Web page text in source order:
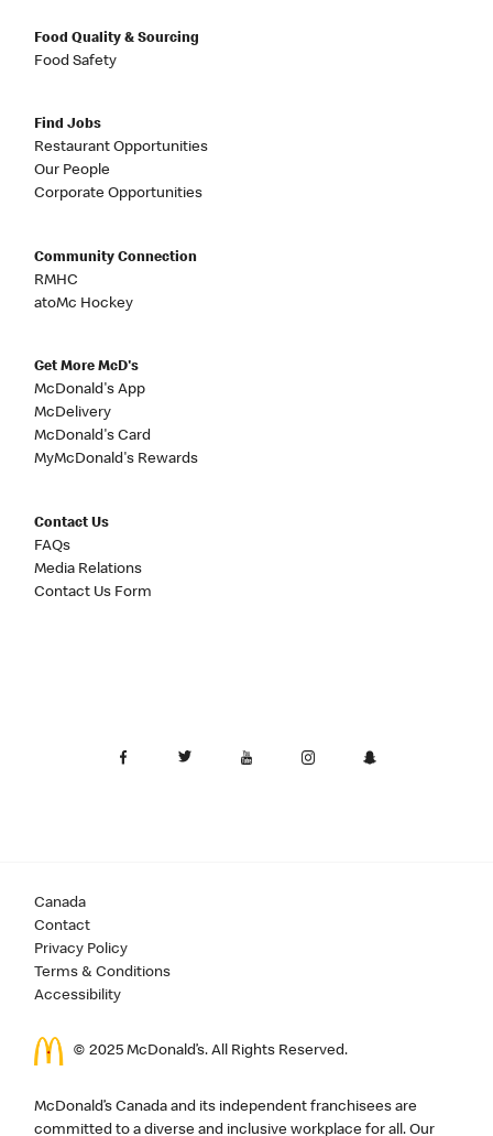
Food Quality & Sourcing
Food Safety
Find Jobs
Restaurant Opportunities
Our People
Corporate Opportunities
Community Connection
RMHC
atoMc Hockey
Get More McD's
McDonald's App
McDelivery
McDonald's Card
MyMcDonald's Rewards
Contact Us
FAQs
Media Relations
Contact Us Form
Canada
Contact
Privacy Policy
Terms & Conditions
Accessibility
© 2025 McDonald’s. All Rights Reserved.
McDonald’s Canada and its independent franchisees are
committed to a diverse and inclusive workplace for all. Our